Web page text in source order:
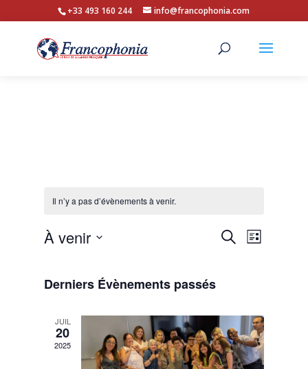
+33 493 160 244 info@francophonia.com
Il n’y a pas d’évènements à venir.
Recherche
Recherche
de
Liste
À venir
date.
Derniers Évènements passés
JUIL
20
2025